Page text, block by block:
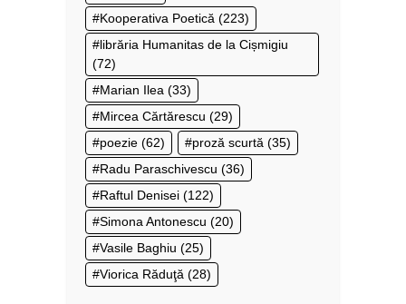
Kooperativa Poetică (223)
librăria Humanitas de la Cișmigiu
(72)
Marian Ilea (33)
Mircea Cărtărescu (29)
poezie (62) proză scurtă (35)
Radu Paraschivescu (36)
Raftul Denisei (122)
Simona Antonescu (20)
Vasile Baghiu (25)
Viorica Răduţă (28)